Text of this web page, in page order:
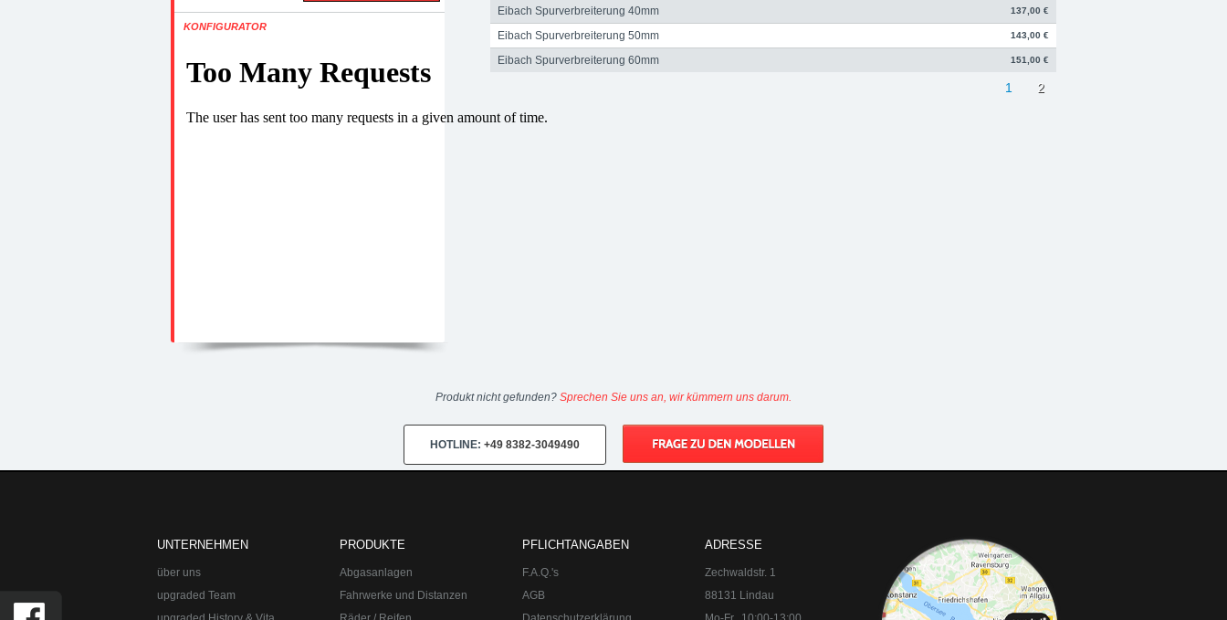
KONFIGURATOR
Eibach Spurverbreiterung 40mm 137,00 €
Eibach Spurverbreiterung 50mm 143,00 €
Eibach Spurverbreiterung 60mm 151,00 €
1 2
Produkt nicht gefunden? Sprechen Sie uns an, wir kümmern uns darum.
HOTLINE: +49 8382-3049490
UNTERNEHMEN
über uns
upgraded Team
PRODUKTE
Abgasanlagen
Fahrwerke und Distanzen
PFLICHTANGABEN
F.A.Q.'s
AGB
ADRESSE
Zechwaldstr. 1
88131 Lindau